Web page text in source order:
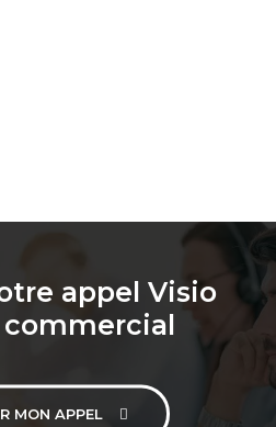
appel Visio
commercial
MON APPEL